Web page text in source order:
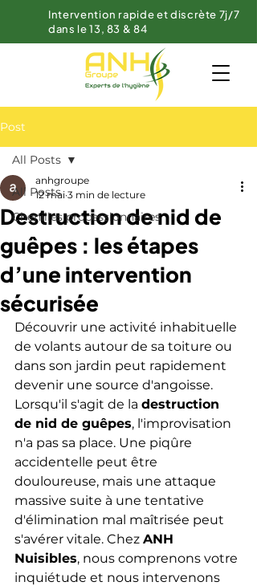
Intervention rapide et discrète 7j/7
dans le 13, 83 & 84
Post
All Posts
Chenilles processionnaires
All Posts
Destruction de nid de
guêpes : les étapes
d’une intervention
sécurisée
anhgroupe
12 mai 3 min de lecture
Découvrir une activité inhabituelle
de volants autour de sa toiture ou
dans son jardin peut rapidement
devenir une source d'angoisse.
Lorsqu'il s'agit de la destruction
de nid de guêpes, l'improvisation
n'a pas sa place. Une piqûre
accidentelle peut être
douloureuse, mais une attaque
massive suite à une tentative
d'élimination mal maîtrisée peut
s'avérer vitale. Chez ANH
Nuisibles, nous comprenons votre
inquiétude et nous intervenons